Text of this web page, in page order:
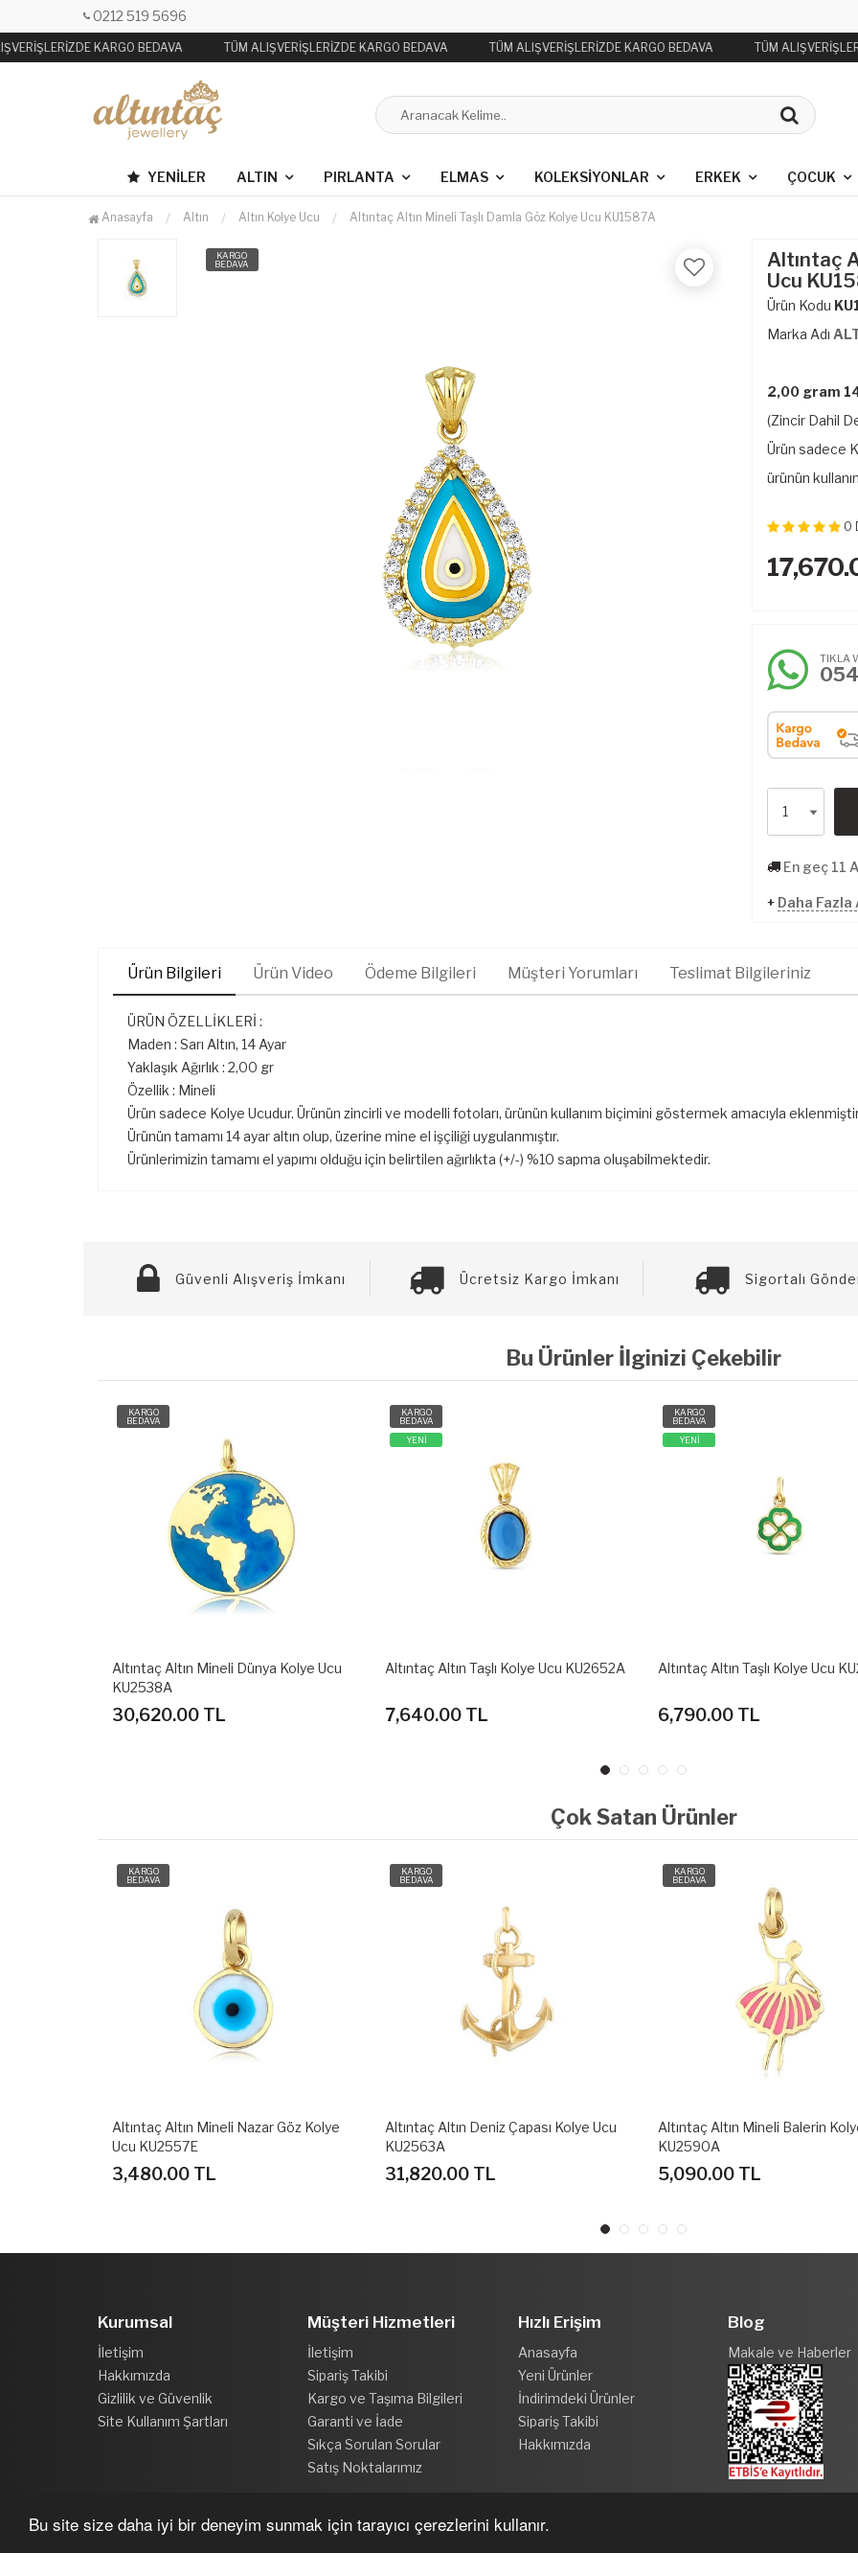
Bu site size daha iyi bir deneyim sunmak için tarayıcı çerezlerini kullanır.
0212 519 5696
KARGO BEDAVA TÜM ALIŞVERİŞLERİZDE KARGO BEDAVA TÜM ALIŞVERİŞLERİZDE KARGO BEDAVA TÜM
YENILER ALTIN PIRLANTA ELMAS KOLEKSIYONLAR ERKEK ÇOCUK
Anasayfa Altın Altın Kolye Ucu Altıntaç Altın Mineli Taşlı Damla Göz Kolye Ucu KU1587A
KARGO
BEDAVA
Altıntaç
Ucu
Ürün Kodu
Marka Adı
2,00 gram
(Zincir Dahil
Ürün sadece
ürünün
0
TIKLA
En geç 11
+ Daha Fazla
Ürün Bilgileri Ürün Video Ödeme Bilgileri Müşteri Yorumları Teslimat Bilgileriniz
ÜRÜN ÖZELLİKLERİ :
Maden : Sarı Altın, 14 Ayar
Yaklaşık Ağırlık : 2,00 gr
Özellik : Mineli
Ürün sadece Kolye Ucudur. Ürünün zincirli ve modelli fotoları, ürünün kullanım biçimini göstermek amacıyla
Ürünün tamamı 14 ayar altın olup, üzerine mine el işçiliği uygulanmıştır.
Ürünlerimizin tamamı el yapımı olduğu için belirtilen ağırlıkta (+/-) %10 sapma oluşabilmektedir.
Güvenli Alışveriş İmkanı Ücretsiz Kargo İmkanı Sigortalı
Bu Ürünler İlginizi Çekebilir
KARGO
BEDAVA
Altıntaç Altın Taşlı Kolye Ucu KU2652A
7,640.00 TL
KARGO
BEDAVA
YENİ
Altıntaç Altın Taşlı Kolye Ucu KU2651A
6,790.00 TL
KARGO
BEDAVA
YENİ
Altıntaç Altın Taşlı Kolye Ucu
5,090.00 TL
Çok Satan Ürünler
KARGO
BEDAVA
Altıntaç Altın Deniz Çapası Kolye Ucu
KU2563A
31,820.00 TL
KARGO
BEDAVA
Altıntaç Altın Mineli Balerin Kolye Ucu
KU2590A
5,090.00 TL
KARGO
BEDAVA
Altıntaç Altın Mineli Davud'un
Kolye Ucu KU2570A
4,500.00 TL
Kurumsal
İletişim
Hakkımızda
Gizlilik ve Güvenlik
Site Kullanım Şartları
Müşteri Hizmetleri
İletişim
Sipariş Takibi
Kargo ve Taşıma Bilgileri
Garanti ve İade
Sıkça Sorulan Sorular
Satış Noktalarımız
Hızlı Erişim
Anasayfa
Yeni Ürünler
İndirimdeki Ürünler
Sipariş Takibi
Hakkımızda
Blog
Makale ve Haberler